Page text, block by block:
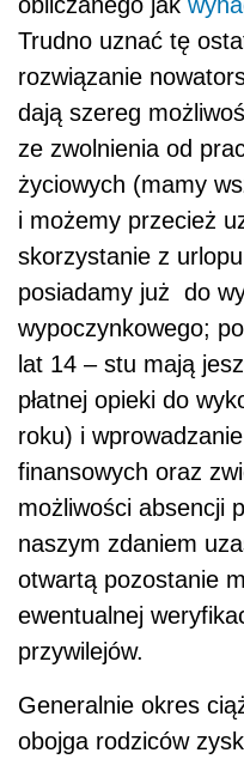
Trudno uznać tę
rozwiązanie
dają szereg
ze zwolnienia od
życiowych (mamy
i możemy przecież
skorzystanie z
posiadamy już do
wypoczynkowego;
lat 14 – stu mają
płatnej opieki do
roku) i
finansowych oraz
możliwości absencji
naszym zdaniem
otwartą pozostanie
ewentualnej
przywilejów.
Generalnie okres
obojga rodziców